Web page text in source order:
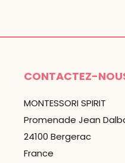
CONTACTEZ-
MONTESSORI SPIRIT
Promenade Jean
24100 Bergerac
France